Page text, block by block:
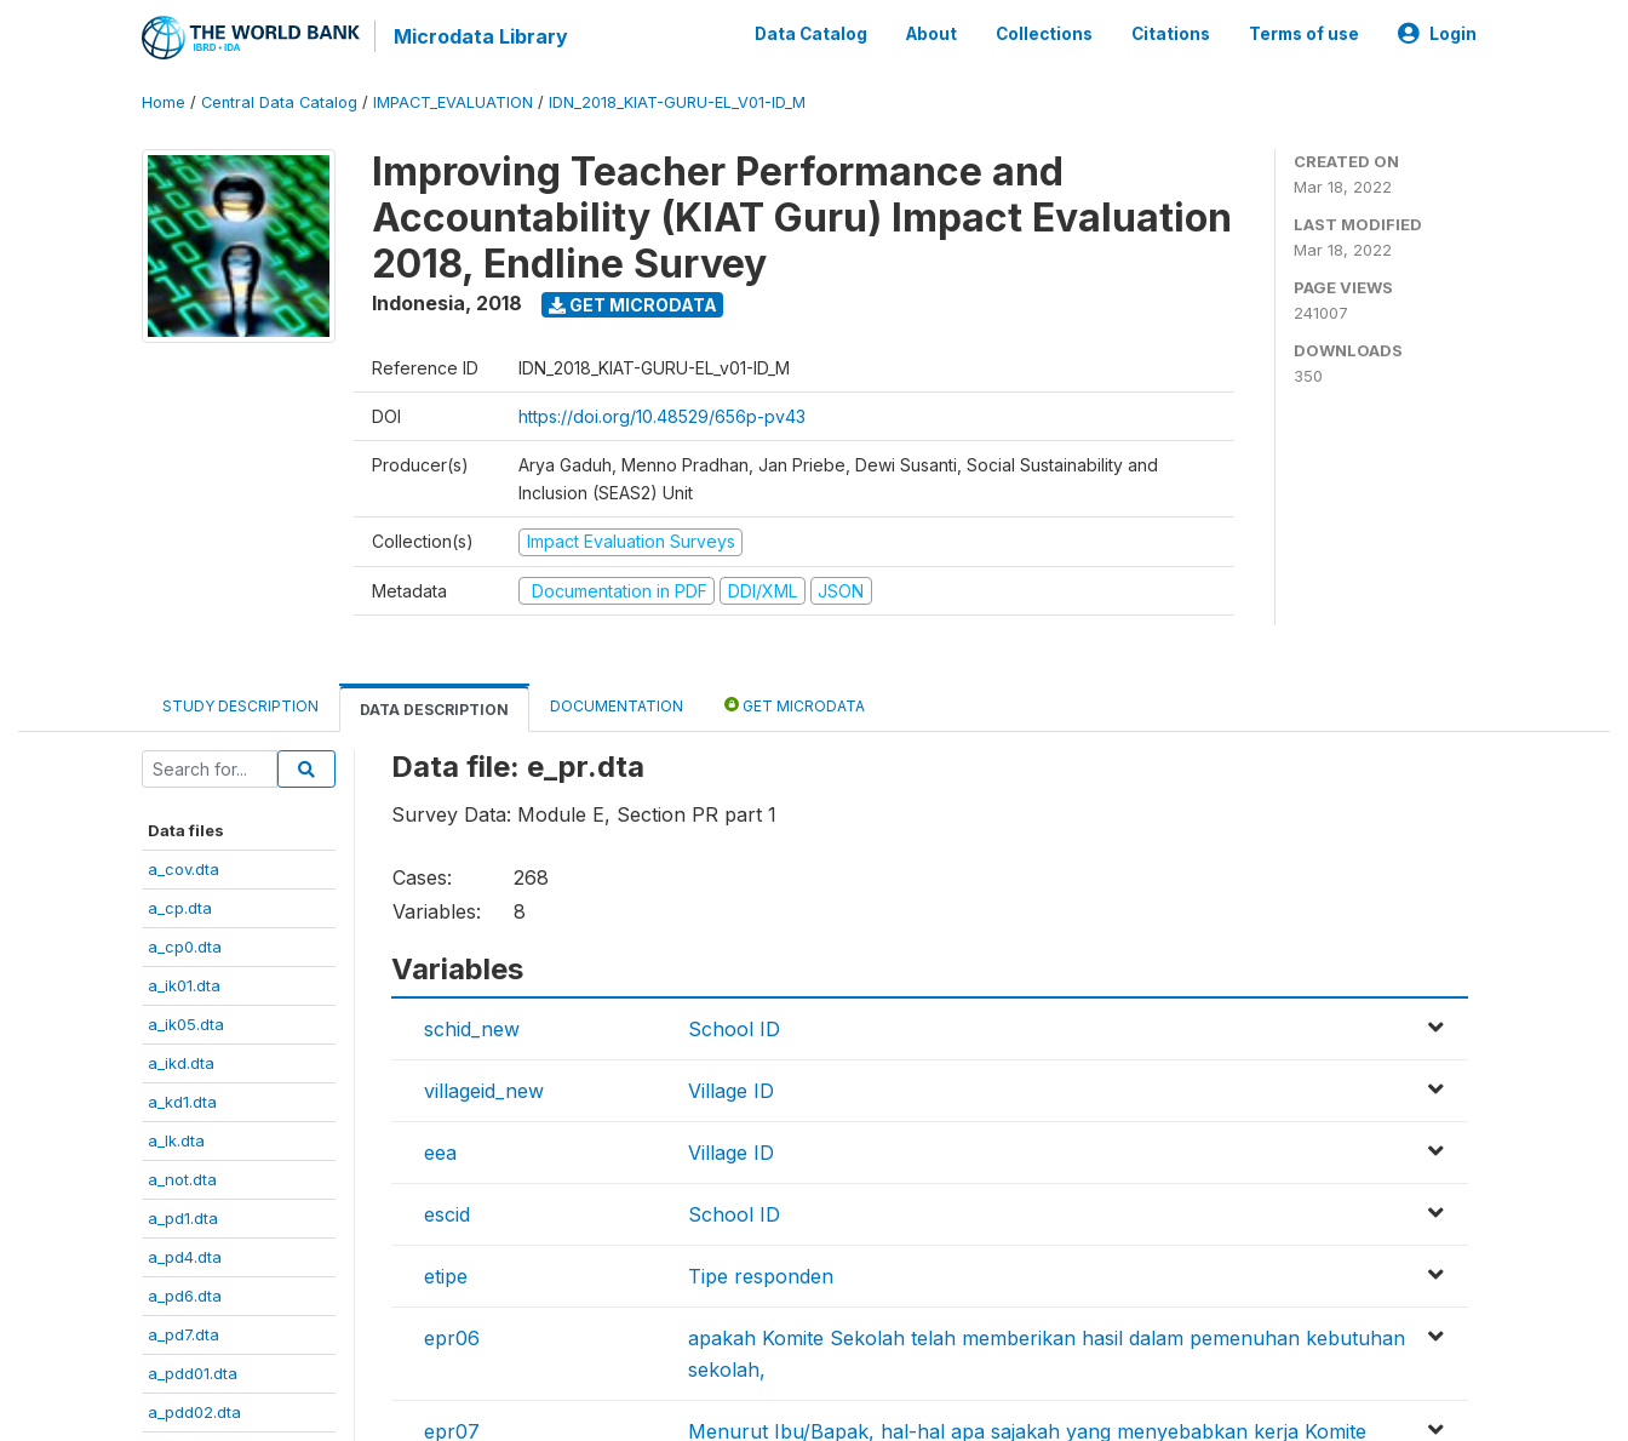
Microdata Library Data Catalog About Collections Citations Terms of use Login
Home / Central Data Catalog / IMPACT_EVALUATION / IDN_2018_KIAT-GURU-EL_V01-ID_M
Improving Teacher Performance and
Accountability (KIAT Guru) Impact Evaluation
2018, Endline Survey
Indonesia, 2018 GET MICRODATA
Reference ID IDN_2018_KIAT-GURU-EL_v01-ID_M
DOI https://doi.org/10.48529/656p-pv43
Producer(s)
Arya Gaduh, Menno Pradhan, Jan Priebe, Dewi Susanti, Social Sustainability and
Inclusion (SEAS2) Unit
Collection(s) Impact Evaluation Surveys
Metadata Documentation in PDF DDI/XML JSON
CREATED ON
Mar 18, 2022
LAST MODIFIED
Mar 18, 2022
PAGE VIEWS
241007
DOWNLOADS
350
STUDY DESCRIPTION DATA DESCRIPTION DOCUMENTATION GET MICRODATA
Data files
a_cov.dta
a_cp.dta
a_cp0.dta
a_ik01.dta
a_ik05.dta
a_ikd.dta
a_kd1.dta
a_lk.dta
a_not.dta
a_pd1.dta
a_pd4.dta
a_pd6.dta
a_pd7.dta
a_pdd01.dta
a_pdd02.dta
Data file: e_pr.dta
Survey Data: Module E, Section PR part 1
Cases:
268
Variables:
8
Variables
schid_new School ID
villageid_new Village ID
eea Village ID
escid School ID
etipe Tipe responden
epr06
apakah Komite Sekolah telah memberikan hasil dalam pemenuhan kebutuhan
sekolah,
epr07
Menurut Ibu/Bapak, hal-hal apa sajakah yang menyebabkan kerja Komite